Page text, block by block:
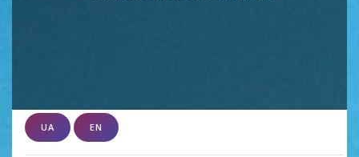
UA EN